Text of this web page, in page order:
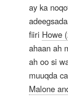
ay ka
fiiri Howe
ahaan ah
ah oo si
muuqda
Malone